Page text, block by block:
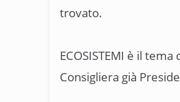
trovato.
ECOSISTEMI è il
Consigliera già